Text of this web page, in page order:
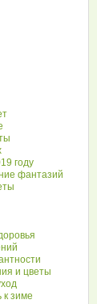
году
фантазий
и цветы
к зиме